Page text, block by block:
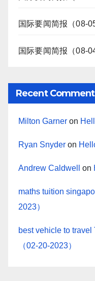
国际要闻简报（08-
国际要闻简报（08-
Recent
Milton Garner on
Ryan Snyder on
Andrew Caldwell on
maths tuition
2023）
best vehicle to travel
（02-20-2023）